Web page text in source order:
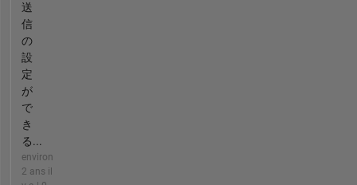
送
信
の
設
定
が
で
き
る...
environ
2 ans il